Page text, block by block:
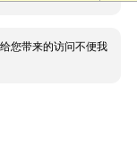
您带来的访问不便我